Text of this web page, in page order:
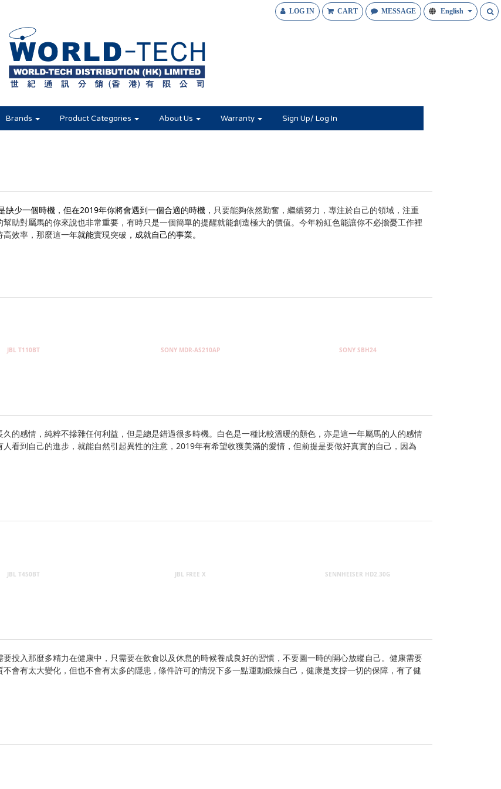
LOG IN CART MESSAGE English
Brands Product Categories About Us Warranty Sign Up/ Log In
缺少一個時機，但在2019年你將會遇到一個合適的時機 ， 只要能夠依然勤奮，繼續努力，專注於自己的領域，注重
助對屬馬的你來說也非常重要，有時只是一個簡單的提醒就能創造極大的價值。今年粉紅色能讓你不必擔憂工作裡
高效率，那麼這一年就能實現突破 ， 成就自己的事業。
JBL T110BT SONY MDR-AS210AP SONY SBH24
的感情，純粹不摻雜任何利益，但是總是錯過很多時機。白色是一種比較溫暖的顏色，亦是這一年屬馬的人的感情
人看到自己的進步，就能自然引起異性的注意，2019年有希望收獲美滿的愛情 ， 但前提是要做好真實的自己，因為
JBL T450BT JBL FREE X SENNHEISER HD2.30G
投入那麼多精力在健康中，只需要在飲食以及休息的時候養成良好的習慣，不要圖一時的開心放縱自己。健康需要
會有太大變化，但也不會有太多的隱患 ， 條件許可的情況下多一點運動鍛煉自己，健康是支撐一切的保障，有了健